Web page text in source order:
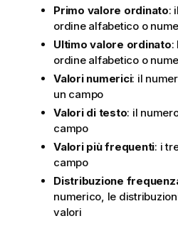
Primo valore ordinato:
ordine alfabetico o
Ultimo valore ordinato:
ordine alfabetico o
Valori numerici: il
un campo
Valori di testo: il
campo
Valori più frequenti: i
campo
Distribuzione
numerico, le
valori